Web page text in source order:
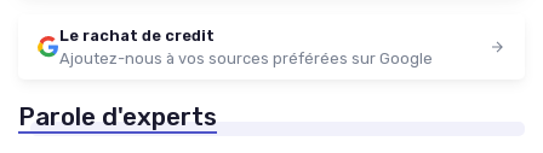
Le rachat de credit
Ajoutez-nous à vos sources préférées sur Google
Parole d'experts